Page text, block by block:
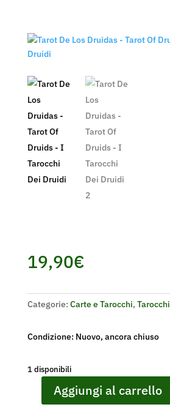
19,90€
Categorie: Carte e Tarocchi, Tarocchi
Condizione: Nuovo, ancora chiuso
1 disponibili
Aggiungi al carrello